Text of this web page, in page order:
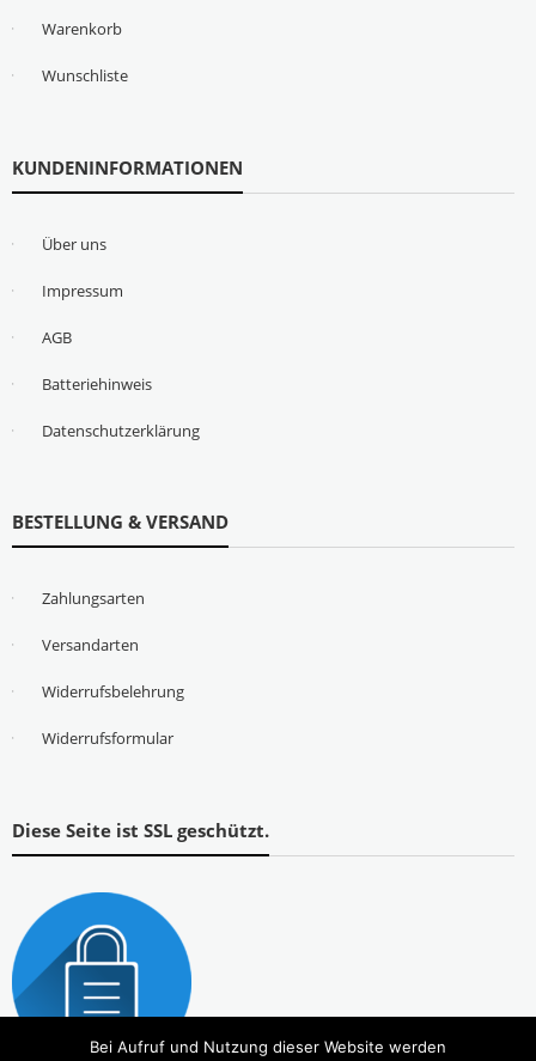
Warenkorb
Wunschliste
KUNDENINFORMATIONEN
Über uns
Impressum
AGB
Batteriehinweis
Datenschutzerklärung
BESTELLUNG & VERSAND
Zahlungsarten
Versandarten
Widerrufsbelehrung
Widerrufsformular
Diese Seite ist SSL geschützt.
Bei Aufruf und Nutzung dieser Website werden